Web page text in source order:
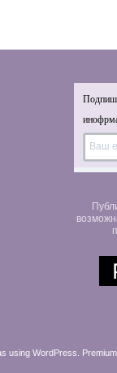
using WordPress